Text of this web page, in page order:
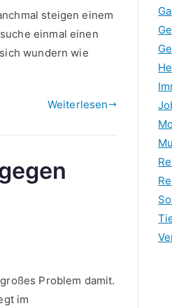
steigen einem
einmal einen
wundern wie
Weiterlesen
Problem damit.
im